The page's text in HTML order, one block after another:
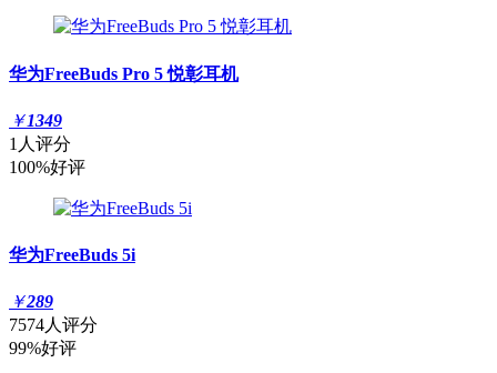
华为FreeBuds Pro 5 悦彰耳机
￥1349
1人评分
100%好评
华为FreeBuds 5i
￥289
7574人评分
99%好评